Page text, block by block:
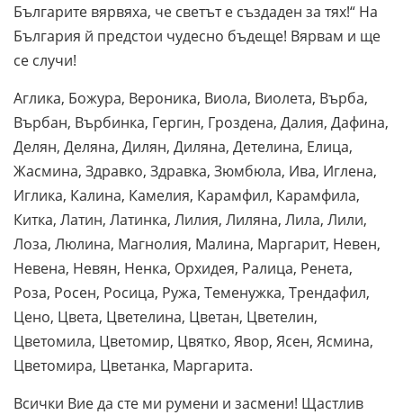
Българите вярвяха, че светът е създаден за тях!“ На
България й предстои чудесно бъдеще! Вярвам и ще
се случи!
Аглика, Божура, Вероника, Виола, Виолета, Върба,
Върбан, Върбинка, Гергин, Гроздена, Далия, Дафина,
Делян, Деляна, Дилян, Диляна, Детелина, Елица,
Жасмина, Здравко, Здравка, Зюмбюла, Ива, Иглена,
Иглика, Калина, Камелия, Карамфил, Карамфила,
Китка, Латин, Латинка, Лилия, Лиляна, Лила, Лили,
Лоза, Люлина, Магнолия, Малина, Маргарит, Невен,
Невена, Невян, Ненка, Орхидея, Ралица, Ренета,
Роза, Росен, Росица, Ружа, Теменужка, Трендафил,
Цено, Цвета, Цветелина, Цветан, Цветелин,
Цветомила, Цветомир, Цвятко, Явор, Ясен, Ясмина,
Цветомира, Цветанка, Маргарита.
Всички Вие да сте ми румени и засмени! Щастлив